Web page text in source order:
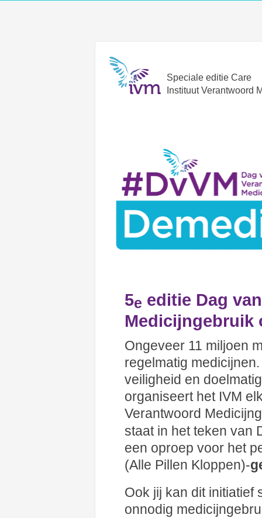
Speciale editie Care
Instituut Verantwoord
5e editie Dag
Medicijngebruik
Ongeveer 11 miljoen
regelmatig
veiligheid en
organiseert het IVM
Verantwoord
staat in het teken van
een oproep voor het
(Alle Pillen Kloppen)-
Ook jij kan dit initiatief
onnodig